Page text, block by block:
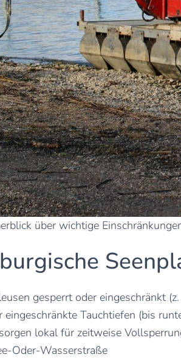
über wichtige
gesperrt oder eingeschränkt
eingeschränkte Tauchtiefen (bis
lokal für zeitweise
Oder-Wasserstraße